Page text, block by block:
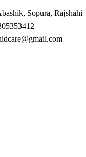
Sopura, Rajshahi